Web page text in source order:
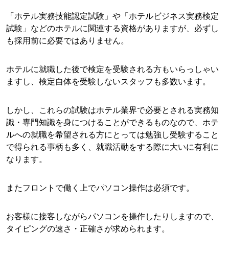
「ホテル実務技能認定試験」や「ホテルビジネス実務検定
試験」などのホテルに関連する資格がありますが、必ずし
も採用前に必要ではありません。
ホテルに就職した後で検定を受験される方もいらっしゃい
ますし、検定自体を受験しないスタッフも多数います。
しかし、これらの試験はホテル業界で必要とされる実務知
識・専門知識を身につけることができるものなので、ホテ
ルへの就職を希望される方にとっては勉強し受験すること
で得られる事柄も多く、就職活動をする際に大いに有利に
なります。
またフロントで働く上でパソコン操作は必須です。
お客様に接客しながらパソコンを操作したりしますので、
タイピングの速さ・正確さが求められます。